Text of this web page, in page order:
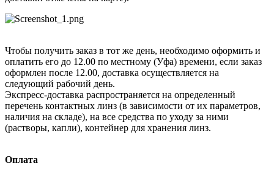
Чтобы получить заказ в тот же день, необходимо оформить и
оплатить его до 12.00 по местному (Уфа) времени, если заказ
оформлен после 12.00, доставка осуществляется на
следующий рабочий день.
Экспресс-доставка распространяется на определенный
перечень контактных линз (в зависимости от их параметров,
наличия на складе), на все средства по уходу за ними
(растворы, капли), контейнер для хранения линз.
Оплата